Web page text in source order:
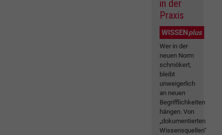
in der
Praxis
WISSENplus
Wer in der
neuen Norm
schmökert,
bleibt
unweigerlich
an neuen
Begrifflichkeiten
hängen. Von
„dokumentierten
Wissensquellen“